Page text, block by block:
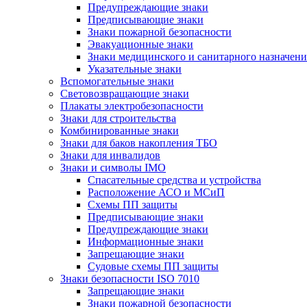
Предупреждающие знаки
Предписывающие знаки
Знаки пожарной безопасности
Эвакуационные знаки
Знаки медицинского и санитарного
Указательные знаки
Вспомогательные знаки
Световозвращающие знаки
Плакаты электробезопасности
Знаки для строительства
Комбинированные знаки
Знаки для баков накопления ТБО
Знаки для инвалидов
Знаки и символы IMO
Спасательные средства и устройства
Расположение АСО и МСиП
Схемы ПП защиты
Предписывающие знаки
Предупреждающие знаки
Информационные знаки
Запрещающие знаки
Судовые схемы ПП защиты
Знаки безопасности ISO 7010
Запрещающие знаки
Знаки пожарной безопасности